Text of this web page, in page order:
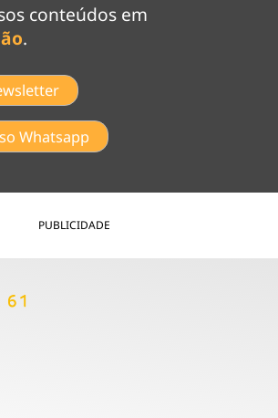
conteúdos em
.
Whatsapp
PUBLICIDADE